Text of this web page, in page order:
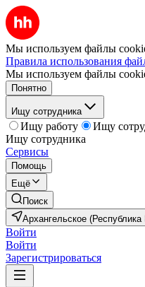
Мы используем файлы
Правила использования
Мы используем файлы
Понятно
Ищу сотрудника
Ищу работу
Ищу
Ищу сотрудника
Сервисы
Помощь
Ещё
Поиск
Архангельское
Войти
Войти
Зарегистрироваться